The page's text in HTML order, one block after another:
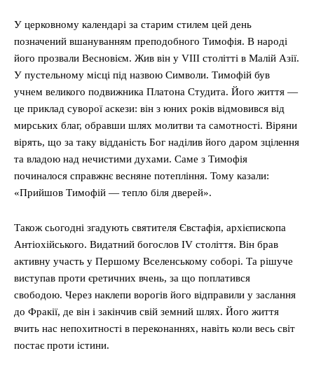
У церковному календарі за старим стилем цей день
позначений вшануванням преподобного Тимофія. В народі
його прозвали Весновієм. Жив він у VIII столітті в Малій Азії.
У пустельному місці під назвою Символи. Тимофій був
учнем великого подвижника Платона Студита. Його життя —
це приклад суворої аскези: він з юних років відмовився від
мирських благ, обравши шлях молитви та самотності. Віряни
вірять, що за таку відданість Бог наділив його даром зцілення
та владою над нечистими духами. Саме з Тимофія
починалося справжнє весняне потепління. Тому казали:
«Прийшов Тимофій — тепло біля дверей».
Також сьогодні згадують святителя Євстафія, архієпископа
Антіохійського. Видатний богослов IV століття. Він брав
активну участь у Першому Вселенському соборі. Та рішуче
виступав проти єретичних вчень, за що поплатився
свободою. Через наклепи ворогів його відправили у заслання
до Фракії, де він і закінчив свій земний шлях. Його життя
вчить нас непохитності в переконаннях, навіть коли весь світ
постає проти істини.